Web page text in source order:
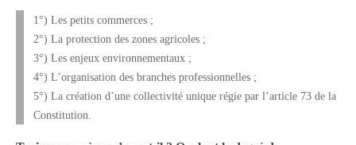
1°) Les petits commerces ;
2°) La protection des zones agricoles ;
3°) Les enjeux environnementaux ;
4°) L’organisation des branches professionnelles ;
5°) La création d’une collectivité unique régie par l’article 73 de la
Constitution.